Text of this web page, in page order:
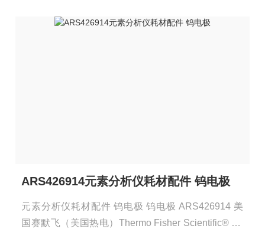
ARS426914元素分析仪耗材配件 钨电极
元素分析仪耗材配件 钨电极 钨电极 ARS426914 美
国赛默飞（美国热电）Thermo Fisher Scientific® S4